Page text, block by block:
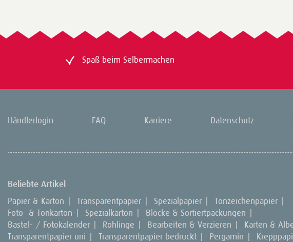
Spaß beim Selbermachen
Händlerlogin FAQ Karriere Datenschutz
Beliebte Artikel
Papier & Karton | Transparentpapier | Spezialpapier | Tonzeichenpapier |
Foto- & Tonkarton | Spezialkarton | Blöcke & Sortiertpackungen |
Bastel- / Fotokalender | Rohlinge | Bearbeiten & Verzieren | Karten &
Transparentpapier uni | Transparentpapier bedruckt | Pergamin |